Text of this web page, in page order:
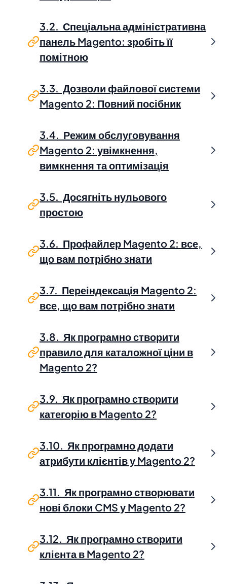
3.2. Спеціальна адміністративна
панель Magento: зробіть її
помітною
3.3. Дозволи файлової системи
Magento 2: Повний посібник
3.4. Режим обслуговування
Magento 2: увімкнення,
вимкнення та оптимізація
3.5. Досягніть нульового
простою
3.6. Профайлер Magento 2: все,
що вам потрібно знати
3.7. Переіндексація Magento 2:
все, що вам потрібно знати
3.8. Як програмно створити
правило для каталожної ціни в
Magento 2?
3.9. Як програмно створити
категорію в Magento 2?
3.10. Як програмно додати
атрибути клієнтів у Magento 2?
3.11. Як програмно створювати
нові блоки CMS у Magento 2?
3.12. Як програмно створити
клієнта в Magento 2?